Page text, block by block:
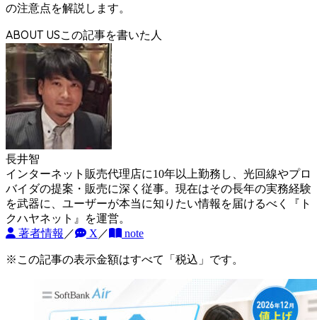
の注意点を解説します。
ABOUT US
長井智
インターネット販売代理店に10年以上勤務し、光回線やプロ
バイダの提案・販売に深く従事。現在はその長年の実務経験
を武器に、ユーザーが本当に知りたい情報を届けるべく『ト
クハヤネット』を運営。
著者情報 ／ X ／ note
※この記事の表示金額はすべて「税込」です。